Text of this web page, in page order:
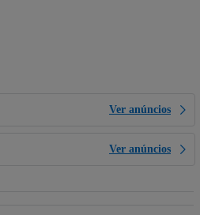
Ver anúncios
Ver anúncios